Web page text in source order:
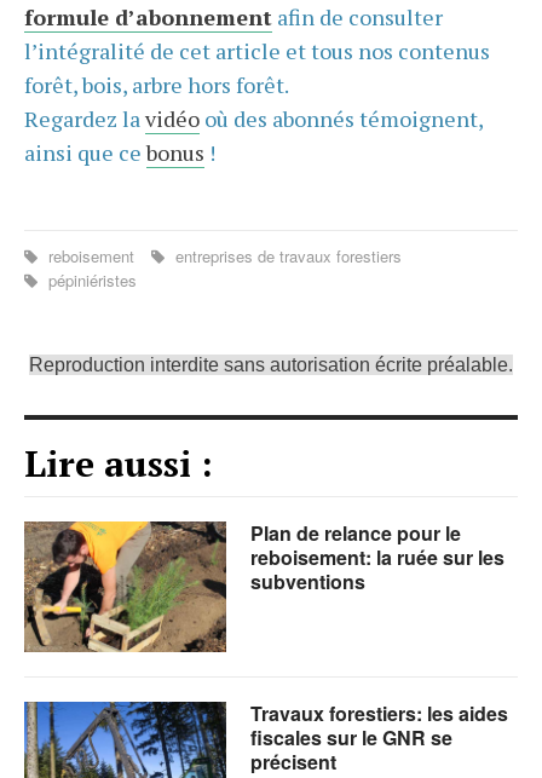
formule d’abonnement afin de consulter
l’intégralité de cet article et tous nos contenus
forêt, bois, arbre hors forêt.
Regardez lavidéo où des abonnés témoignent,
ainsi que cebonus !
reboisement
entreprises de travaux forestiers
pépiniéristes
Reproduction interdite sans autorisation écrite préalable.
Lire aussi :
Plan de relance pour le
reboisement: la ruée sur les
subventions
Travaux forestiers: les aides
fiscales sur le GNR se
précisent